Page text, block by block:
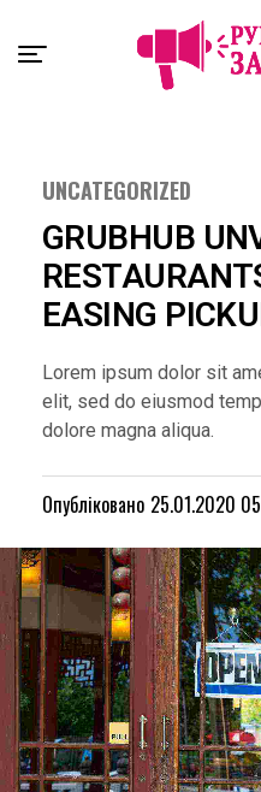
UNCATEGORIZED
GRUBHUB
EASING
Lorem ipsum dolor sit
elit, sed do eiusmod
dolore magna aliqua.
Опубліковано 25.01.2020
Exit